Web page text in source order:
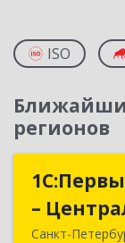
ISO
регионов
–
Санкт-